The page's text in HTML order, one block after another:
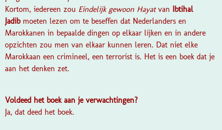
Kortom, iedereen zou Eindelijk gewoon Hayat van Ibtihal
Jadib moeten lezen om te beseffen dat Nederlanders en
Marokkanen in bepaalde dingen op elkaar lijken en in andere
opzichten zou men van elkaar kunnen leren. Dat niet elke
Marokkaan een crimineel, een terrorist is. Het is een boek dat je
aan het denken zet.
Voldeed het boek aan je verwachtingen?
Ja, dat deed het boek.